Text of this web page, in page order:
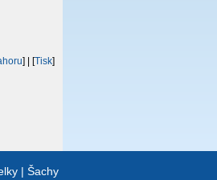
] | [Tisk]
| Šachy